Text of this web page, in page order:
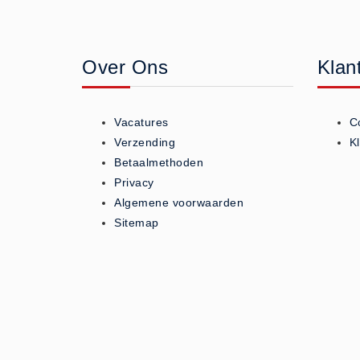
Koud - Warm kompressen (3)
Overige (1)
Teken - Beten sets (5)
Vitamines en mineralen (0)
Eerste Hulp Paneel
Eerste Hulp Paneel (0)
Over Ons
Vacatures
Verzending
Betaalmethoden
Privacy
Algemene voorwaarden
Sitemap